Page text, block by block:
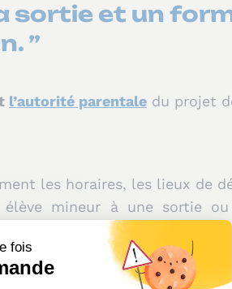
sortie et un
”
l’autorité parentale du projet
les horaires, les lieux de
élève mineur à une sortie